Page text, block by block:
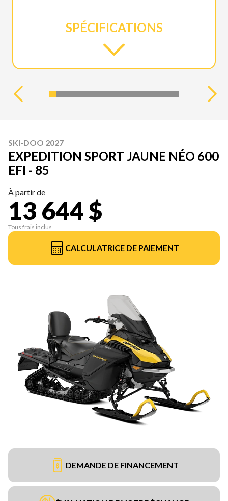
SPÉCIFICATIONS
SKI-DOO 2027
EXPEDITION SPORT JAUNE NÉO 600
EFI - 85
À partir de
13 644 $
Tous frais inclus
CALCULATRICE DE PAIEMENT
DEMANDE DE FINANCEMENT